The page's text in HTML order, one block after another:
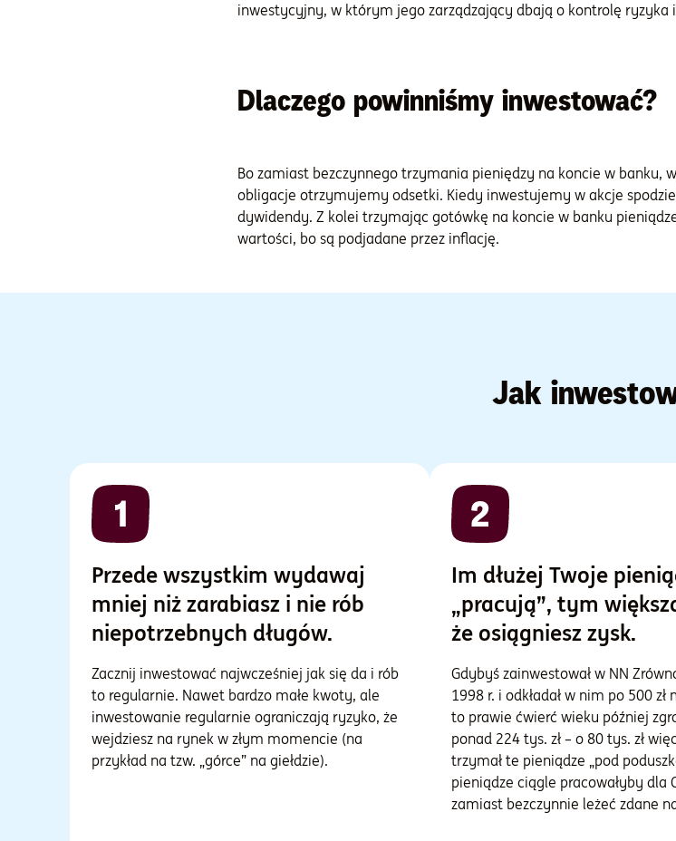
inwestycyjny, w którym jego zarządzający dbają o kontrolę
Dlaczego powinniśmy inwestować?
Bo zamiast bezczynnego trzymania pieniędzy na koncie w banku,
obligacje otrzymujemy odsetki. Kiedy inwestujemy w akcje
dywidendy. Z kolei trzymając gotówkę na koncie w banku
wartości, bo są podjadane przez inflację.
Jak
Przede wszystkim wydawaj
mniej niż zarabiasz i nie rób
niepotrzebnych długów.
Zacznij inwestować najwcześniej jak się da i rób
to regularnie. Nawet bardzo małe kwoty, ale
inwestowanie regularnie ograniczają ryzyko, że
wejdziesz na rynek w złym momencie (na
przykład na tzw. „górce” na giełdzie).
Im dłużej Twoje
„pracują”, tym
że osiągniesz zysk.
Gdybyś zainwestował w NN
1998 r. i odkładał w nim po 500 zł
to prawie ćwierć wieku później
ponad 224 tys. zł – o 80 tys. zł
trzymał te pieniądze „pod
pieniądze ciągle pracowałyby dla
zamiast bezczynnie leżeć zdane